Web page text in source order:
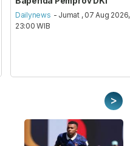
Dailynews - Jumat , 07 Aug 2026,
23:00 WIB
>